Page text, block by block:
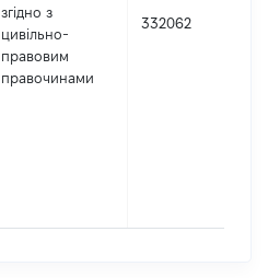
згідно з
цивільно-
правовим
правочинами
332062